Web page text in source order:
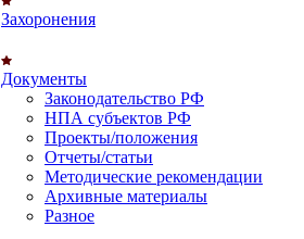
Захоронения
Документы
Законодательство РФ
НПА субъектов РФ
Проекты/положения
Отчеты/статьи
Методические рекомендации
Архивные материалы
Разное